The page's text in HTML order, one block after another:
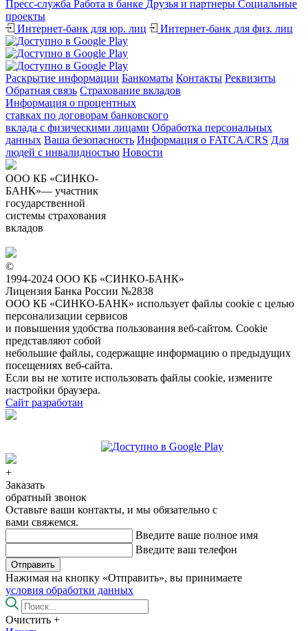
Пресс-служба Работа в банке Друзья и партнеры Cоциальные
проекты
Интернет-банк для юр. лиц
Интернет-банк для физ. лиц
Раскрытие информации Банкоматы Контакты Реквизиты
Обратная связь Страхование вкладов
Информация о процентных
ставках по договорам банковского
вклада с физическими лицами Обработка персональных
данных Ваша безопасность Информация о FATCA/CRS Для
людей с инвалидностью Новости
ООО КБ «СИНКО-
БАНК»— участник
государственной
системы страхования
вкладов
©
1994-2024 ООО КБ «СИНКО-БАНК»
Лицензия Банка России №2838
ООО КБ «СИНКО-БАНК» использует файлы cookie с целью
персонализации сервисов
и повышения удобства пользования веб-сайтом. Cookie
представляют собой
небольшие файлы, содержащие информацию о предыдущих
посещениях веб-сайта.
Если вы не хотите использовать файлы cookie, измените
настройки браузера.
Сайт разработан
+
Заказать
обратный звонок
Оставьте ваши контакты, и мы обязательно с
вами свяжемся.
Введите ваше полное имя
Введите ваш телефон
Отправить
Нажимая на кнопку «Отправить», вы принимаете
условия обработки данных
Очистить +